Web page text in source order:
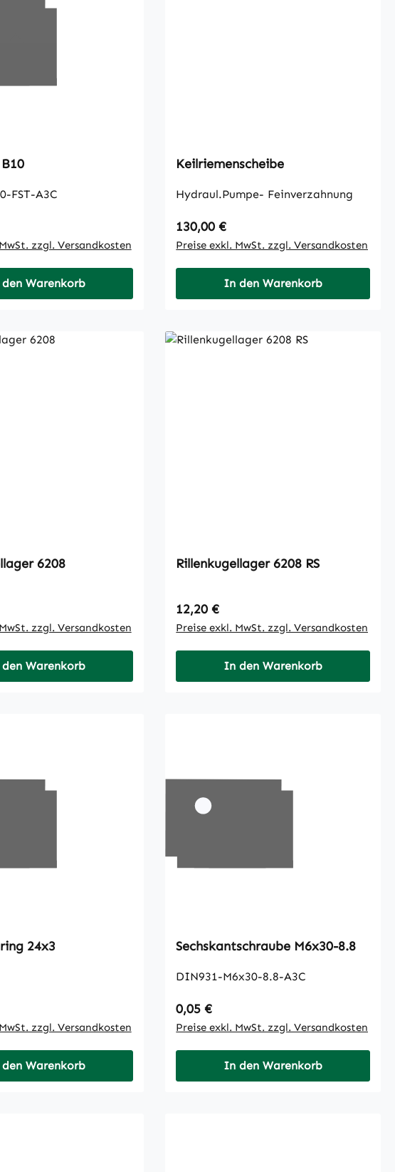
Federring B10
FST-A3C
zzgl. Versandkosten
Warenkorb
Keilriemenscheibe
Hydraul.Pumpe- Feinverzahnung
Regulärer Preis:
130,00 €
Preise exkl. MwSt. zzgl. Versandkosten
In den Warenkorb
6208
zzgl. Versandkosten
Warenkorb
Rillenkugellager 6208 RS
Regulärer Preis:
12,20 €
Preise exkl. MwSt. zzgl. Versandkosten
In den Warenkorb
Runddichtring 24x3
zzgl. Versandkosten
Warenkorb
Sechskantschraube M6x30-8.8
DIN931-M6x30-8.8-A3C
Regulärer Preis:
0,05 €
Preise exkl. MwSt. zzgl. Versandkosten
In den Warenkorb